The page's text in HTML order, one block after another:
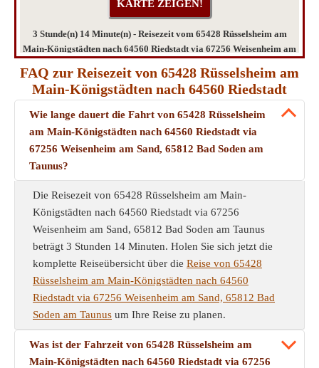
3 Stunde(n) 14 Minute(n) - Reisezeit vom 65428 Rüsselsheim am
Main-Königstädten nach 64560 Riedstadt via 67256 Weisenheim am
FAQ zur Reisezeit von 65428 Rüsselsheim am
Main-Königstädten nach 64560 Riedstadt
Wie lange dauert die Fahrt von 65428 Rüsselsheim
am Main-Königstädten nach 64560 Riedstadt via
67256 Weisenheim am Sand, 65812 Bad Soden am
Taunus?
Die Reisezeit von 65428 Rüsselsheim am Main-
Königstädten nach 64560 Riedstadt via 67256
Weisenheim am Sand, 65812 Bad Soden am Taunus
beträgt 3 Stunden 14 Minuten. Holen Sie sich jetzt die
komplette Reiseübersicht über die Reise von 65428
Rüsselsheim am Main-Königstädten nach 64560
Riedstadt via 67256 Weisenheim am Sand, 65812 Bad
Soden am Taunus um Ihre Reise zu planen.
Was ist der Fahrzeit von 65428 Rüsselsheim am
Main-Königstädten nach 64560 Riedstadt via 67256